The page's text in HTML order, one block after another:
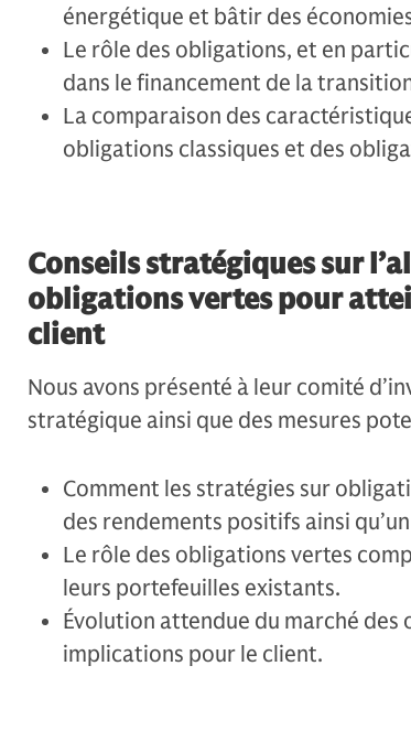
énergétique et bâtir des
Le rôle des obligations, et en
dans le financement de la
La comparaison des
obligations classiques et des
Conseils stratégiques sur
obligations vertes pour
client
Nous avons présenté à leur comité
stratégique ainsi que des mesures
Comment les stratégies sur
des rendements positifs ainsi
Le rôle des obligations vertes
leurs portefeuilles existants.
Évolution attendue du marché des
implications pour le client.